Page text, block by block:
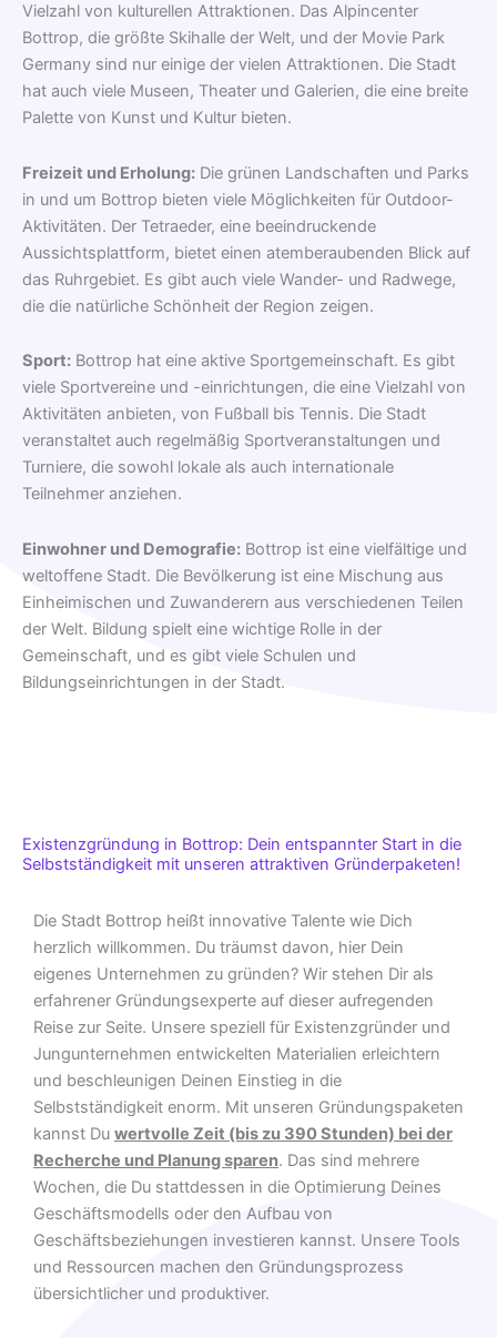
Vielzahl von kulturellen Attraktionen. Das Alpincenter
Bottrop, die größte Skihalle der Welt, und der Movie Park
Germany sind nur einige der vielen Attraktionen. Die Stadt
hat auch viele Museen, Theater und Galerien, die eine breite
Palette von Kunst und Kultur bieten.
Freizeit und Erholung: Die grünen Landschaften und Parks
in und um Bottrop bieten viele Möglichkeiten für Outdoor-
Aktivitäten. Der Tetraeder, eine beeindruckende
Aussichtsplattform, bietet einen atemberaubenden Blick auf
das Ruhrgebiet. Es gibt auch viele Wander- und Radwege,
die die natürliche Schönheit der Region zeigen.
Sport: Bottrop hat eine aktive Sportgemeinschaft. Es gibt
viele Sportvereine und -einrichtungen, die eine Vielzahl von
Aktivitäten anbieten, von Fußball bis Tennis. Die Stadt
veranstaltet auch regelmäßig Sportveranstaltungen und
Turniere, die sowohl lokale als auch internationale
Teilnehmer anziehen.
Einwohner und Demografie: Bottrop ist eine vielfältige und
weltoffene Stadt. Die Bevölkerung ist eine Mischung aus
Einheimischen und Zuwanderern aus verschiedenen Teilen
der Welt. Bildung spielt eine wichtige Rolle in der
Gemeinschaft, und es gibt viele Schulen und
Bildungseinrichtungen in der Stadt.
Existenzgründung in Bottrop: Dein entspannter Start in die
Selbstständigkeit mit unseren attraktiven Gründerpaketen!
Die Stadt Bottrop heißt innovative Talente wie Dich
herzlich willkommen. Du träumst davon, hier Dein
eigenes Unternehmen zu gründen? Wir stehen Dir als
erfahrener Gründungsexperte auf dieser aufregenden
Reise zur Seite. Unsere speziell für Existenzgründer und
Jungunternehmen entwickelten Materialien erleichtern
und beschleunigen Deinen Einstieg in die
Selbstständigkeit enorm. Mit unseren Gründungspaketen
kannst Du wertvolle Zeit (bis zu 390 Stunden) bei der
Recherche und Planung sparen. Das sind mehrere
Wochen, die Du stattdessen in die Optimierung Deines
Geschäftsmodells oder den Aufbau von
Geschäftsbeziehungen investieren kannst. Unsere Tools
und Ressourcen machen den Gründungsprozess
übersichtlicher und produktiver.